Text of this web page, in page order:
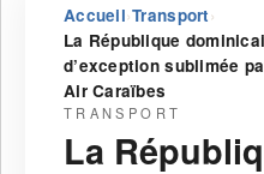
Accueil›Transport ›
La République
d’exception sublimée
Air Caraïbes
TRANSPORT
La